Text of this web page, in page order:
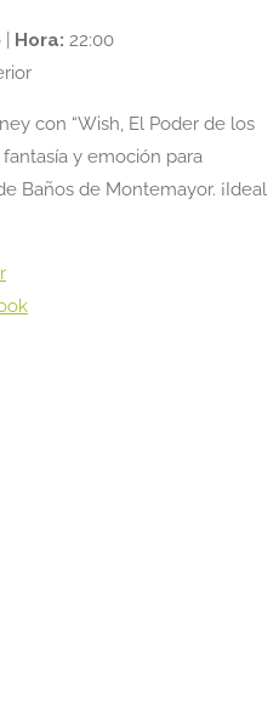
Hora: 22:00
con “Wish, El Poder de los
y emoción para
Baños de Montemayor. ¡Ideal